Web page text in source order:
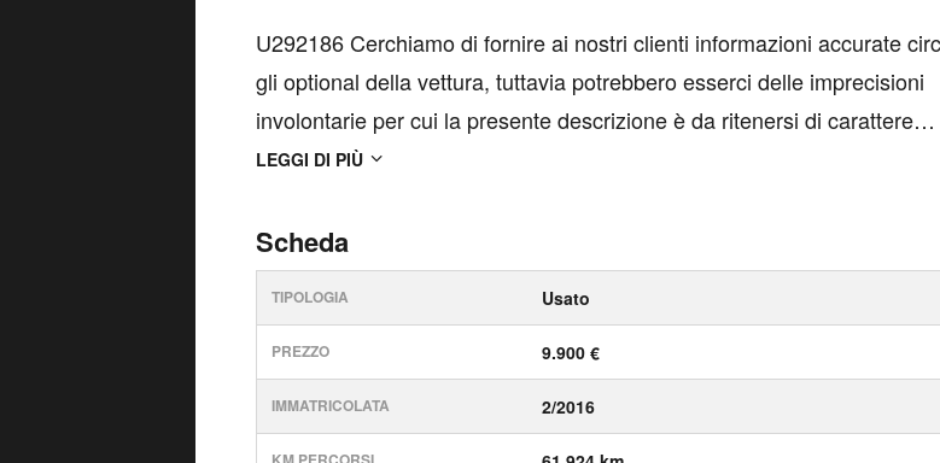
U292186 Cerchiamo di fornire ai nostri clienti informazioni accurate circa
gli optional della vettura, tuttavia potrebbero esserci delle imprecisioni
involontarie per cui la presente descrizione è da ritenersi di carattere
informativo e quindi non vincolante ai fini contrattuali. Invitiamo sempre...
LEGGI DI PIÙ
Scheda
TIPOLOGIA Usato
PREZZO 9.900 €
IMMATRICOLATA 2/2016